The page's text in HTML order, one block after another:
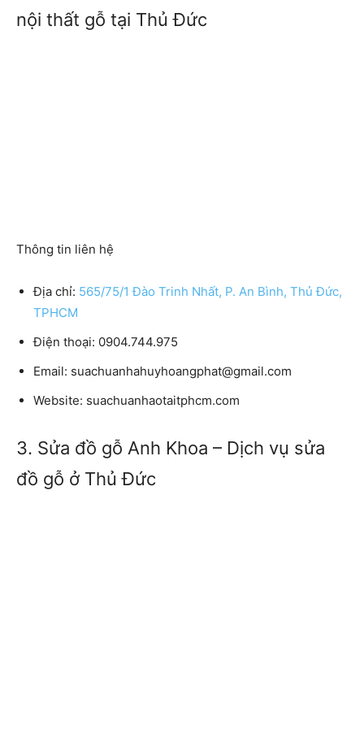
nội thất gỗ tại Thủ Đức
Thông tin liên hệ
Địa chỉ: 565/75/1 Đào Trinh Nhất, P. An Bình, Thủ Đức,
TPHCM
Điện thoại: 0904.744.975
Email: suachuanhahuyhoangphat@gmail.com
Website: suachuanhaotaitphcm.com
3. Sửa đồ gỗ Anh Khoa – Dịch vụ sửa
đồ gỗ ở Thủ Đức